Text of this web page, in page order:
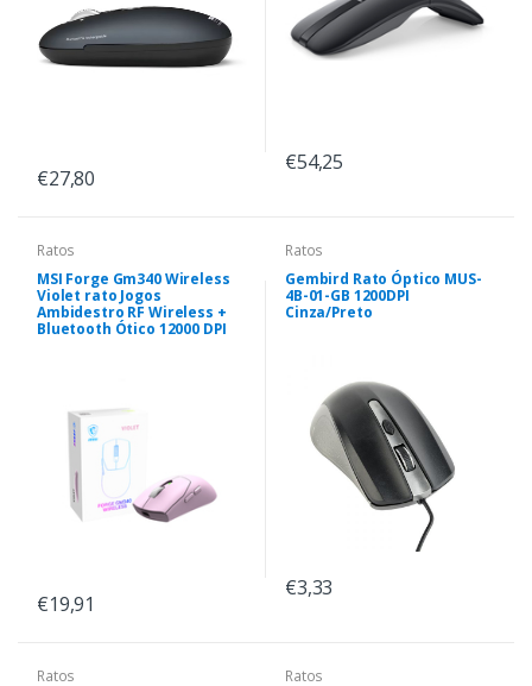
€27,80
€54,25
Ratos
MSI Forge Gm340 Wireless
Violet rato Jogos
Ambidestro RF Wireless +
Bluetooth Ótico 12000 DPI
€19,91
Ratos
Gembird Rato Óptico MUS-
4B-01-GB 1200DPI
Cinza/Preto
€3,33
Ratos
Ratos